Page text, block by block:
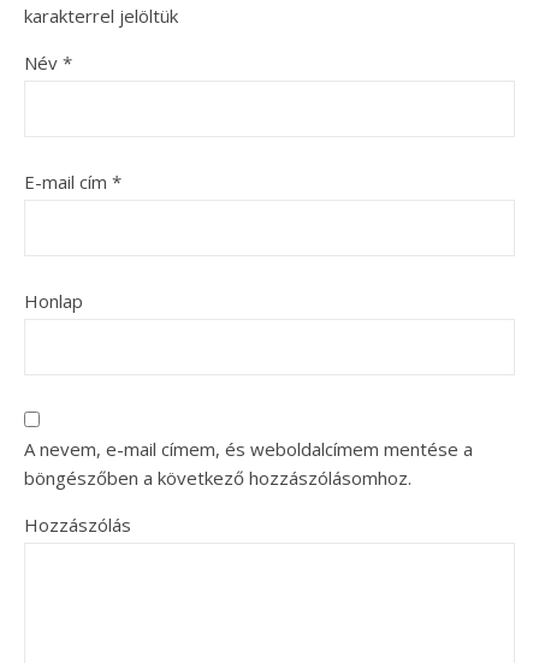
karakterrel jelöltük
Név *
E-mail cím *
Honlap
A nevem, e-mail címem, és weboldalcímem mentése a
böngészőben a következő hozzászólásomhoz.
Hozzászólás